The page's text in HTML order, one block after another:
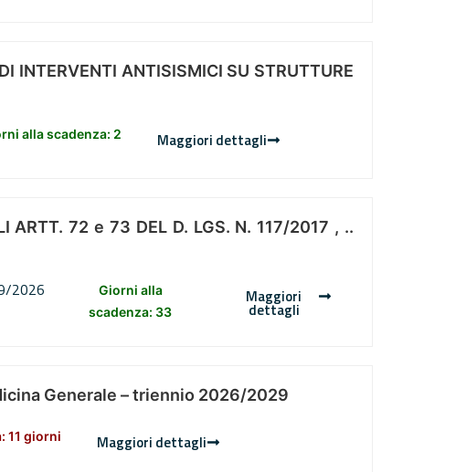
INTERVENTI ANTISISMICI SU STRUTTURE
alla scadenza: 2 Maggiori dettagli
ARTT. 72 e 73 DEL D. LGS. N. 117/2017 , ..
2026
Giorni alla
scadenza: 33
Maggiori
dettagli
Generale – triennio 2026/2029
11 giorni Maggiori dettagli